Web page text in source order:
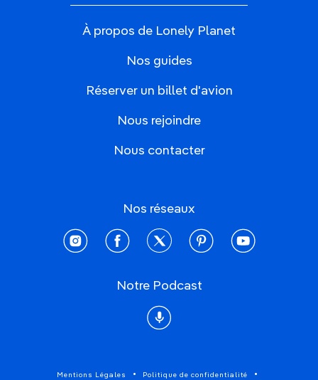
À propos de Lonely Planet
Nos guides
Réserver un billet d'avion
Nous rejoindre
Nous contacter
Nos réseaux
instagramfacebooktwitter pinterestyoutube
Notre Podcast
Podcast
Mentions Légales Politique de confidentialité